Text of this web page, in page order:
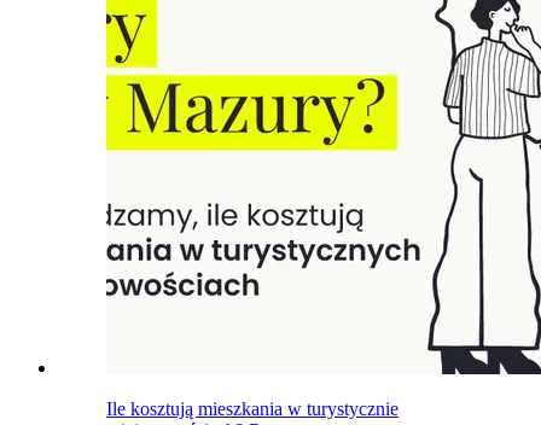
Ile kosztują mieszkania w turystycznie